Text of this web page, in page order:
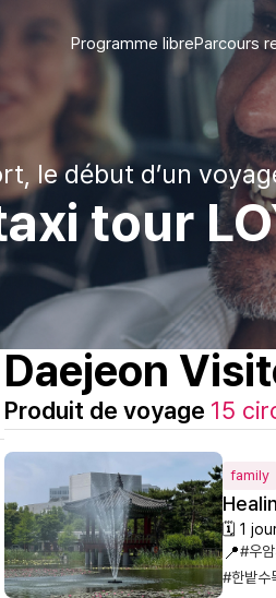
Programme libreParcours
le début d’un
tour
Daejeon
Produit de voyage 15
family
🗓 1
📍#우
#한밭